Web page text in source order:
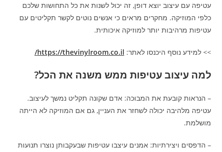
עטיפה עם עיצוב יוצא דופן, זה יכול לשנות את כל התחושות שלכם
כלפי המוזיקה. מחקרים מראים כי אנשים נוטים לקשר תקליטים עם
עטיפות מרהיבות יותר למוזיקה איכותית.
>> למידע נוסף היכנסו לאתר: https://thevinylroom.co.il/
למה עיצוב עטיפות ממש משנה את הכל?
– הנראות קובעת את המבוכה: אדם שקונה תקליט נמשך לעיצוב.
עטיפה מלהיבה יכולה לשחזר את העניין, גם אם המוזיקה לא הייתה
מושלמת.
– הדפסים ויצירתיות: אמנים עיצבו עטיפות שבעקבותן נוצרו תנועות